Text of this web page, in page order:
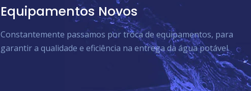
Equipamentos Novos
Constantemente passamos por troca de equipamentos, para
garantir a qualidade e eficiência na entrega da água potável.